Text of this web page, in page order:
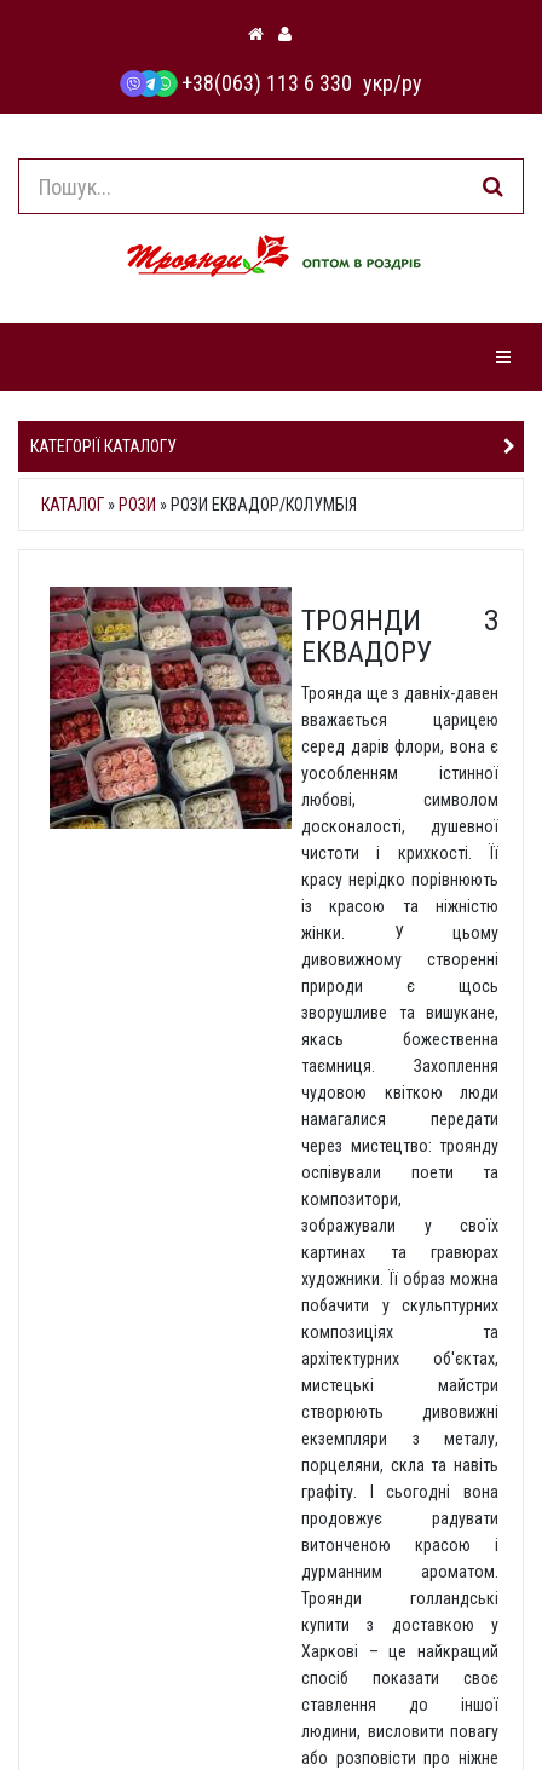
+38(063) 113 6 330 укр/ру
КАТЕГОРІЇ КАТАЛОГУ
КАТАЛОГ » РОЗИ » РОЗИ ЕКВАДОР/КОЛУМБІЯ
ТРОЯНДИ З
ЕКВАДОРУ
Троянда ще з давніх-давен
вважається царицею
серед дарів флори, вона є
уособленням істинної
любові, символом
досконалості, душевної
чистоти і крихкості. Її
красу нерідко порівнюють
із красою та ніжністю
жінки. У цьому
дивовижному створенні
природи є щось
зворушливе та вишукане,
якась божественна
таємниця. Захоплення
чудовою квіткою люди
намагалися передати
через мистецтво: троянду
оспівували поети та
композитори,
зображували у своїх
картинах та гравюрах
художники. Її образ можна
побачити у скульптурних
композиціях та
архітектурних об'єктах,
мистецькі майстри
створюють дивовижні
екземпляри з металу,
порцеляни, скла та навіть
графіту. І сьогодні вона
продовжує радувати
витонченою красою і
дурманним ароматом.
Троянди голландські
купити з доставкою у
Харкові – це найкращий
спосіб показати своє
ставлення до іншої
людини, висловити повагу
або розповісти про ніжне